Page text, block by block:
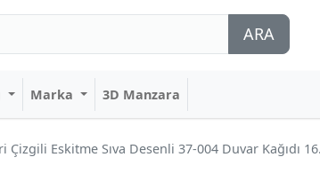
ARA
Marka 3D Manzara
Eskitme Sıva Desenli 37-004 Duvar Kağıdı